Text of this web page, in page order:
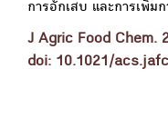
การอักเสบ และการเพิ่ม
J Agric Food Chem.
doi: 10.1021/